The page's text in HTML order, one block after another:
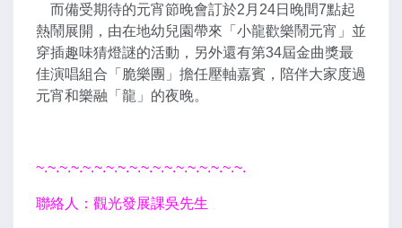
而備受期待的元宵節晚會訂於2月24日晚間7點起
熱鬧展開，由在地幼兒園帶來「小龍歡樂鬧元宵」並
穿插趣味猜燈謎的活動，另外還有第34屆金曲獎最
佳演唱組合「脆樂團」擔任壓軸嘉賓，陪伴大家度過
元宵和樂融「龍」的夜晚。
~.~.~.~.~.~.~.~.~.~.~.~.~.~.~.~.~.~.
聯絡人：觀光發展課吳先生